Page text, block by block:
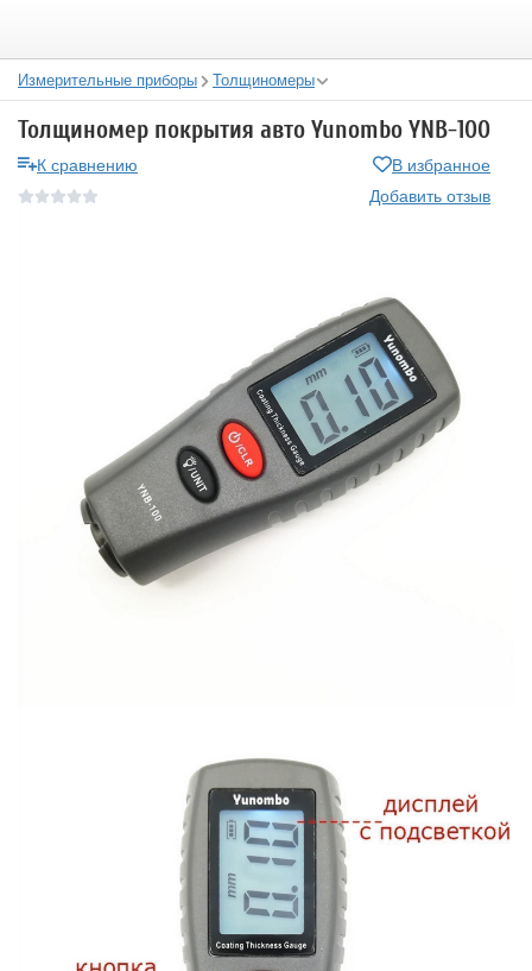
Измерительные приборы Толщиномеры
Толщиномер покрытия авто Yunombo YNB-100
К сравнению
В избранное
Добавить отзыв